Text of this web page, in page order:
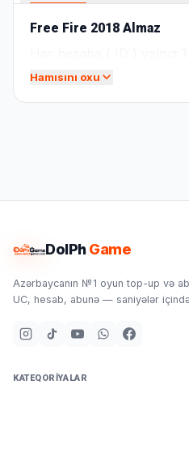
Free Fire 2018 Almaz
Hamısını oxu
DolPhGame
Azərbaycanın №1 oyun top-up və
UC, hesab, abunə — saniyələr
KATEQORIYALAR